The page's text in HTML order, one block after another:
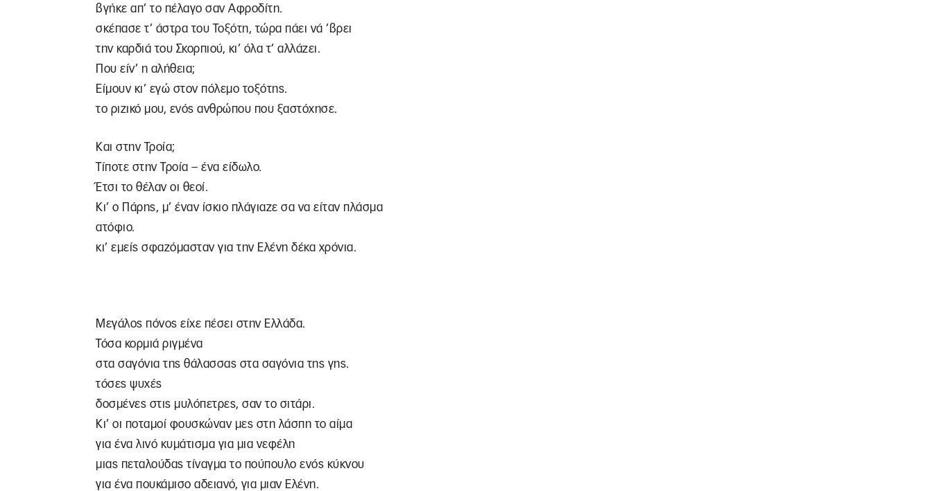
βγήκε απ’ το πέλαγο σαν Αφροδίτη.
σκέπασε τ’ άστρα του Τοξότη, τώρα πάει νά ’βρει
την καρδιά του Σκορπιού, κι’ όλα τ’ αλλάζει.
Που είν’ η αλήθεια;
Είμουν κι’ εγώ στον πόλεμο τοξότης.
το ριζικό μου, ενός ανθρώπου που ξαστόχησε.
Και στην Τροία;
Τίποτε στην Τροία – ένα είδωλο.
Έτσι το θέλαν οι θεοί.
Κι’ ο Πάρης, μ’ έναν ίσκιο πλάγιαζε σα να είταν πλάσμα
ατόφιο.
κι’ εμείς σφαζόμασταν για την Ελένη δέκα χρόνια.
Μεγάλος πόνος είχε πέσει στην Ελλάδα.
Τόσα κορμιά ριγμένα
στα σαγόνια της θάλασσας στα σαγόνια της γης.
τόσες ψυχές
δοσμένες στις μυλόπετρες, σαν το σιτάρι.
Κι’ οι ποταμοί φουσκώναν μες στη λάσπη το αίμα
για ένα λινό κυμάτισμα για μια νεφέλη
μιας πεταλούδας τίναγμα το πούπουλο ενός κύκνου
για ένα πουκάμισο αδειανό, για μιαν Ελένη.